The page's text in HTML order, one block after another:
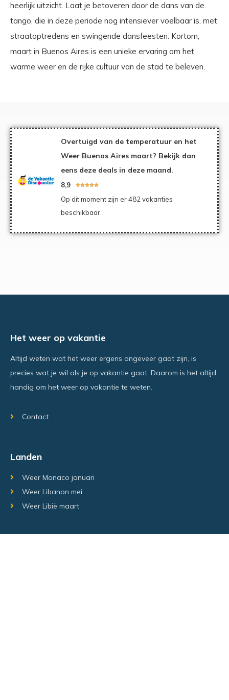
heerlijk uitzicht. Laat je betoveren door de dans van de
tango, die in deze periode nog intensiever voelbaar is, met
straatoptredens en swingende dansfeesten. Kortom,
maart in Buenos Aires is een unieke ervaring om het
warme weer en de rijke cultuur van de stad te beleven.
Overtuigd van de temperatuur en het
Weer Buenos Aires maart? Bekijk dan
eens deze deals in deze maand.
8,9 
Op dit moment zijn er 482 vakanties
beschikbaar.
Het weer op vakantie
Altijd weten wat het weer ergens ongeveer gaat zijn, is
precies wat je wil als je op vakantie gaat. Daarom is het altijd
handig om het weer op vakantie te weten.
Contact
Landen
Weer Monaco januari
Weer Libanon mei
Weer Libië maart